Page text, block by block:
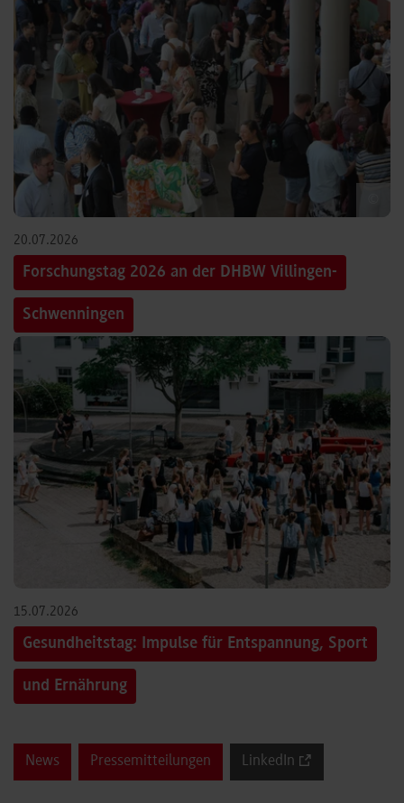
20.07.2026
Forschungstag 2026 an der DHBW Villingen-
Schwenningen
15.07.2026
Gesundheitstag: Impulse für Entspannung, Sport
und Ernährung
News Pressemitteilungen LinkedIn